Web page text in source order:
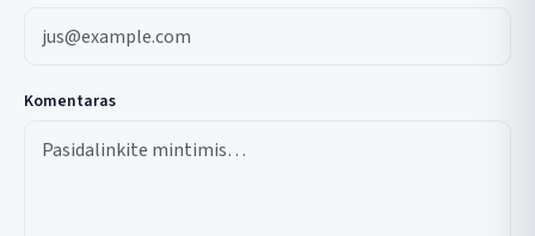
Komentaras